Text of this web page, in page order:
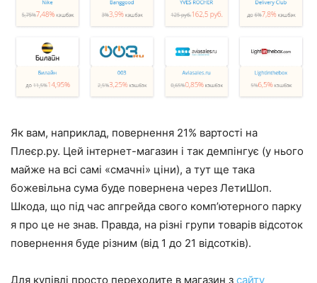
Як вам, наприклад, повернення 21% вартості на
Плеєр.ру. Цей інтернет-магазин і так демпінгує (у нього
майже на всі самі «смачні» ціни), а тут ще така
божевільна сума буде повернена через ЛетиШоп.
Шкода, що під час апгрейда свого комп’ютерного парку
я про це не знав. Правда, на різні групи товарів відсоток
повернення буде різним (від 1 до 21 відсотків).
Для купівлі просто переходите в магазин з сайту